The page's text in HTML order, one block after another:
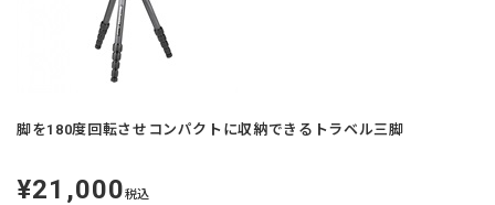
脚を180度回転させコンパクトに収納できるトラベル三脚
定
価
¥21,000税込